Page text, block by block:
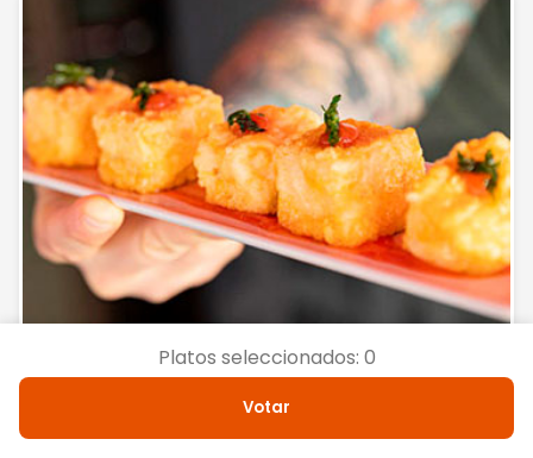
Buñuelos de gorgonzola
Platos seleccionados: 0
Votar